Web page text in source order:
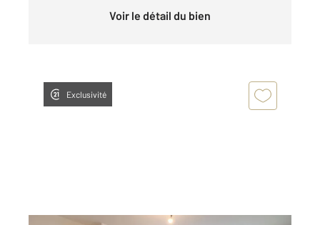
Voir le détail du bien
Exclusivité